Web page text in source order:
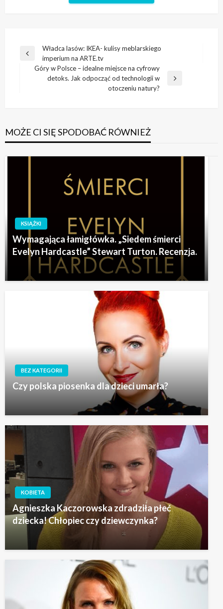
Nawigacja
wpisu
Poprzedni
Władca lasów: IKEA- kulisy meblarskiego
imperium na ARTE.tv
Następny
Góry w Polsce – idealne miejsce na cyfrowy
detoks. Jak odpocząć od technologii w
otoczeniu natury?
MOŻE CI SIĘ SPODOBAĆ RÓWNIEŻ
KSIĄŻKI
Wymagająca łamigłówka. „Siedem śmierci
Evelyn Hardcastle” Stewart Turton. Recenzja.
BEZ KATEGORII
Czy polska piosenka dla dzieci umarła?
KOBIETA
Agnieszka Kaczorowska zdradziła płeć
dziecka! Chłopiec czy dziewczynka?